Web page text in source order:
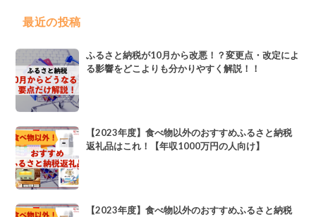
最近の投稿
ふるさと納税が10月から改悪！？変更点・改定によ
る影響をどこよりも分かりやすく解説！！
【2023年度】食べ物以外のおすすめふるさと納税
返礼品はこれ！【年収1000万円の人向け】
【2023年度】食べ物以外のおすすめふるさと納税